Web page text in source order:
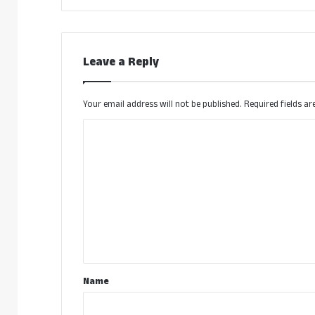
Leave a Reply
Your email address will not be published. Required fields
*Name